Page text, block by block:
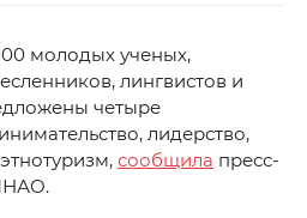
молодых ученых,
лингвистов и
четыре
лидерство,
сообщила пресс-